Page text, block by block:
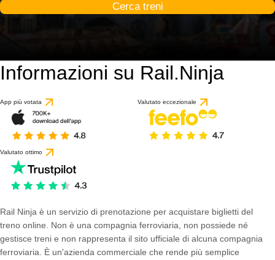
Cerca treni
Informazioni su Rail.Ninja
App più votata Valutato eccezionale
Valutato ottimo
Rail Ninja è un servizio di prenotazione per acquistare biglietti del
treno online. Non è una compagnia ferroviaria, non possiede né
gestisce treni e non rappresenta il sito ufficiale di alcuna compagnia
ferroviaria. È un'azienda commerciale che rende più semplice